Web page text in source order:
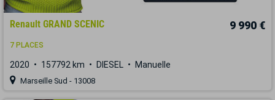
Renault GRAND SCENIC 9 990 €
7 PLACES
2020 157792 km DIESEL Manuelle
Marseille Sud - 13008